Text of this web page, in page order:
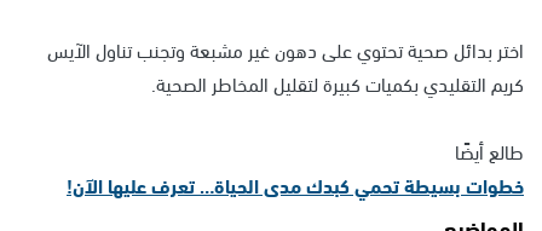
اختر بدائل صحية تحتوي على دهون غير مشبعة وتجنب تناول الآيس
كريم التقليدي بكميات كبيرة لتقليل المخاطر الصحية.
طالع أيضًا
خطوات بسيطة تحمي كبدك مدى الحياة… تعرف عليها الآن!